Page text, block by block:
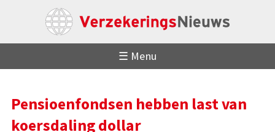
☰ Menu
Pensioenfondsen hebben last van
koersdaling dollar